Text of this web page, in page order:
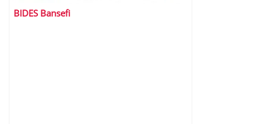
BIDES Bansefi